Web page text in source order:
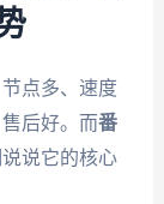
点多、速度
后好。而番
说它的核心